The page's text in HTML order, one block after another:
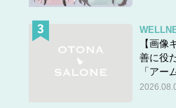
【画像
善に役
「アー